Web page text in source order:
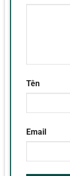
Tên
Email